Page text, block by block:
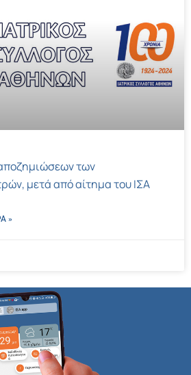
των
μετά από αίτημα του ΙΣΑ
»